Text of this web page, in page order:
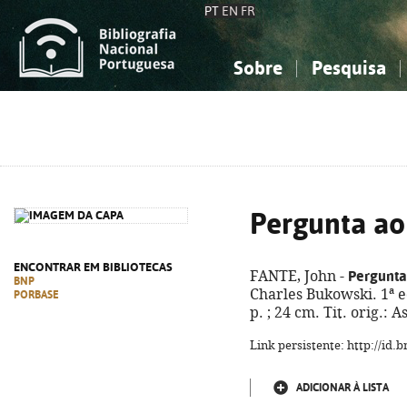
PT EN FR
Sobre Pesquisa
ENCONTRAR EM BIBLIOTECAS
BNP
PORBASE
Pergunta
FANTE, John -
Charles Bukowski. 1ª
p. ; 24 cm. Tit. orig.:
Link persistente: http://
ADICIONAR À LISTA